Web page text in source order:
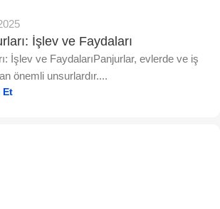
İşlev ve Faydaları
İşlev ve FaydalarıPanjurlar, evlerde ve iş
önemli unsurlardır....
Et